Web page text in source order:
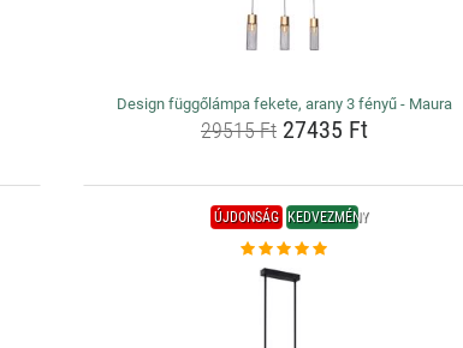
Design függőlámpa fekete, arany 3 fényű - Maura
29515 Ft27435 Ft
ÚJDONSÁG KEDVEZMÉNY